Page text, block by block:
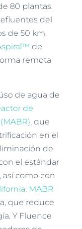
80 plantas.
del
de 50 km,
de
remota
de agua de
de
, que
en el
de
el estándar
así como con
. MABR
que reduce
Y Fluence